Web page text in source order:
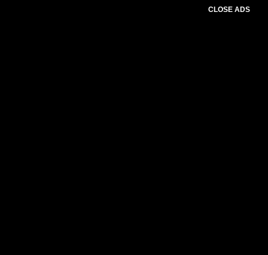
CLOSE ADS